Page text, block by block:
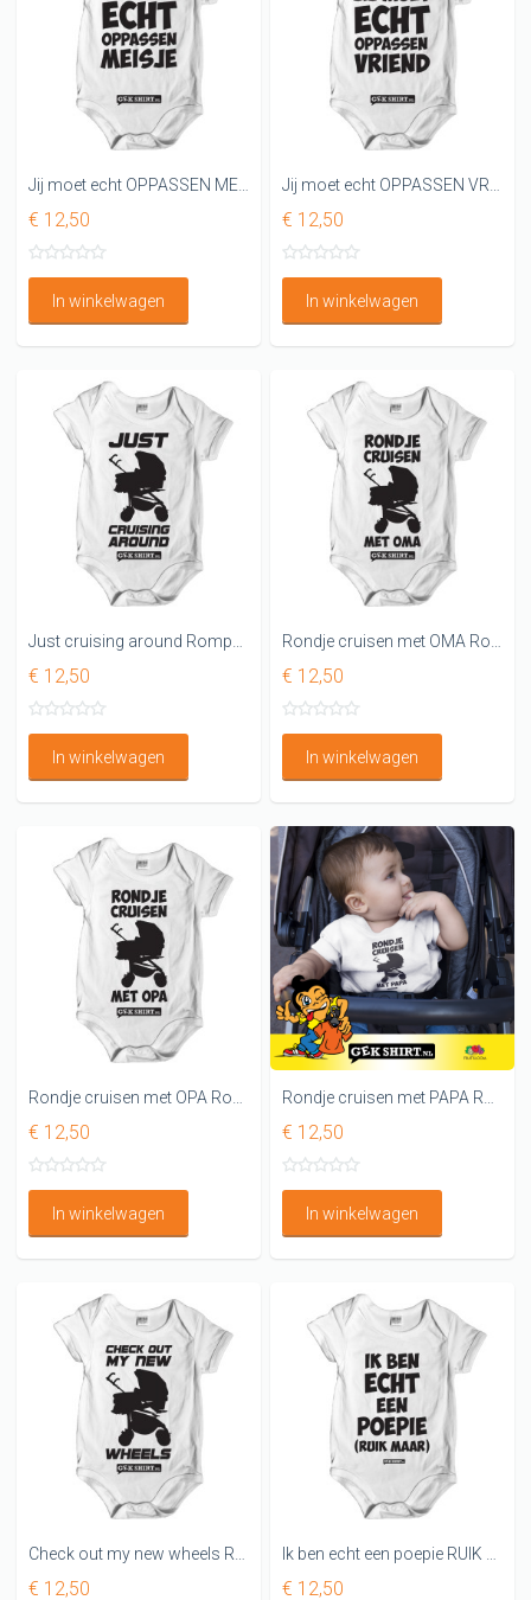
Jij moet echt OPPASSEN MEISJE Rompertje
€ 12,50
In winkelwagen
€ 12,50
In winkelwagen
€ 12,50
In winkelwagen
€ 12,50
In winkelwagen
€ 12,50
In winkelwagen
€ 12,50
In winkelwagen
Check out my new wheels Romper
€ 12,50
Ik ben echt een poepie RUIK MAAR
€ 12,50